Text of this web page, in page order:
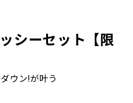
シーセット【限
ウン!が叶う